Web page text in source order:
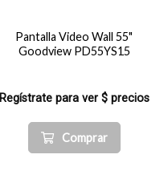
Pantalla Video Wall 55"
Goodview PD55YS15
Regístrate para ver $ precios
Comprar